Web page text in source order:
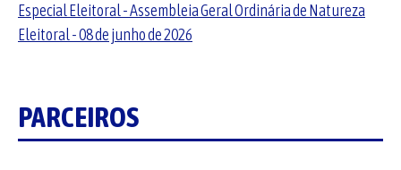
Especial Eleitoral - Assembleia Geral Ordinária de Natureza
Eleitoral - 08 de junho de 2026
PARCEIROS